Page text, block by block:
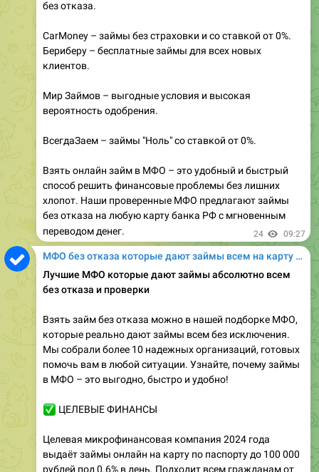
без отказа.
CarMoney – займы без страховки и со ставкой от 0%.
Бериберу – бесплатные займы для всех новых
клиентов.
Мир Займов – выгодные условия и высокая
вероятность одобрения.
ВсегдаЗаем – займы "Ноль" со ставкой от 0%.
Взять онлайн займ в МФО – это удобный и быстрый
способ решить финансовые проблемы без лишних
хлопот. Наши проверенные МФО предлагают займы
без отказа на любую карту банка РФ с мгновенным
переводом денег.
24 09:27
МФО без отказа которые дают займы всем на карту онлайн
Лучшие МФО которые дают займы абсолютно всем
без отказа и проверки
Взять займ без отказа можно в нашей подборке МФО,
которые реально дают займы всем без исключения.
Мы собрали более 10 надежных организаций, готовых
помочь вам в любой ситуации. Узнайте, почему займы
в МФО – это выгодно, быстро и удобно!
ЦЕЛЕВЫЕ ФИНАНСЫ
Целевая микрофинансовая компания 2024 года
выдаёт займы онлайн на карту по паспорту до 100 000
рублей под 0.6% в день. Подходит всем гражданам от